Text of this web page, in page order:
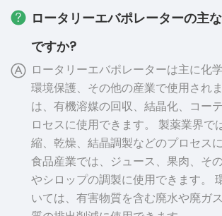
ロータリーエバポレーターの主
ですか?
ロータリーエバポレーターは主に化
環境保護、その他の産業で使用され
は、有機溶媒の回収、結晶化、コー
ロセスに使用できます。 製薬業界で
縮、乾燥、結晶調製などのプロセス
食品産業では、ジュース、果肉、そ
やシロップの調製に使用できます。
いては、有害物質を含む廃水や廃ガ